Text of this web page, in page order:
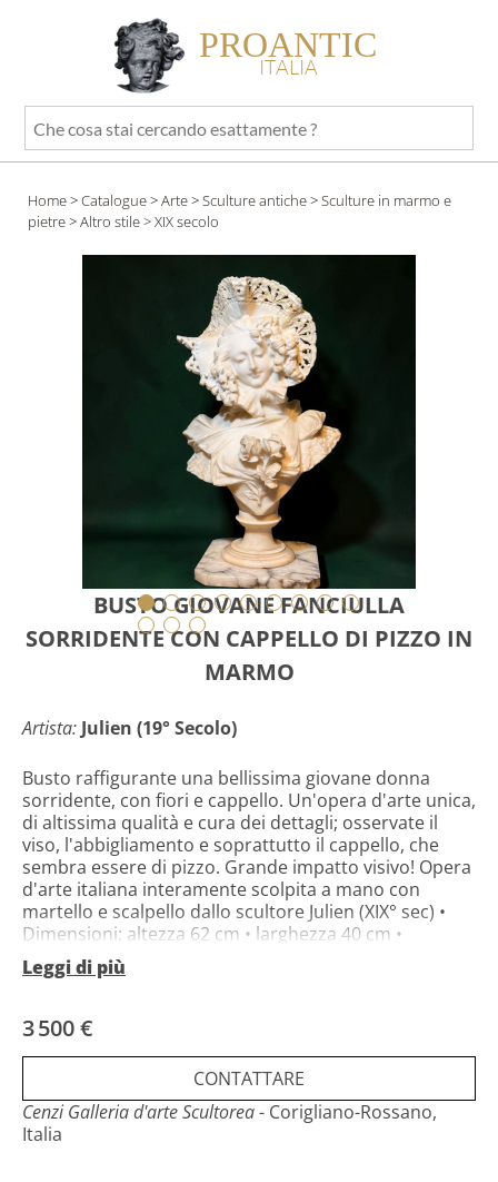
PROANTIC
ITALIA
Che
cosa
cercando
esattamente
Home>Catalogue>Arte>Sculture antiche>Sculture in marmo e
pietre>Altro stile> XIX secolo
BUSTO GIOVANE FANCIULLA
SORRIDENTE CON CAPPELLO DI PIZZO IN
MARMO
Artista: Julien (19° Secolo)
Busto raffigurante una bellissima giovane donna
sorridente, con fiori e cappello. Un'opera d'arte unica,
di altissima qualità e cura dei dettagli; osservate il
viso, l'abbigliamento e soprattutto il cappello, che
sembra essere di pizzo. Grande impatto visivo! Opera
d'arte italiana interamente scolpita a mano con
martello e scalpello dallo scultore Julien (XIX° sec) •
Dimensioni: altezza 62 cm • larghezza 40 cm •
larghezza 22 cm • peso 35 kg • Condizioni: OTTIME •
L'imballaggio verrà effettuato direttamente dalla
interamente rivestita in legno, con materiali
veloce e tracciabile • CENZI ArtGallery certifica con
fatture e perizia tutte le opere d'arte che avete deciso
di acquistare.
Leggi di più
3 500 €
CONTATTARE
Cenzi Galleria d'arte Scultorea- Corigliano-Rossano,
Italia